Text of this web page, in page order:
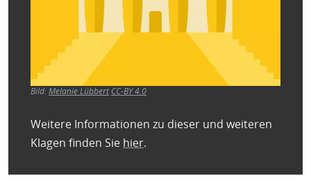
Bild:Melanie Lübbert CC-BY 4.0
Weitere Informationen zu dieser und weiteren
Klagen finden Sie hier.